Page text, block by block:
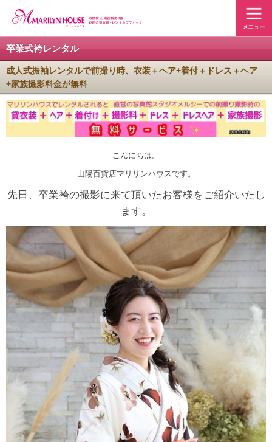
卒業式袴レンタル
成人式振袖レンタルで前撮り時、衣装＋ヘア+着付＋ドレス＋ヘア
+家族撮影料金が無料
こんにちは。
山陽百貨店マリリンハウスです。
先日、卒業袴の撮影に来て頂いたお客様をご紹介いたし
ます。